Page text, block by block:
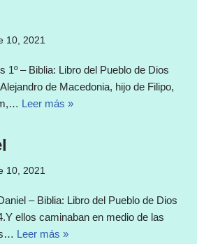
10, 2021
1º – Biblia: Libro del Pueblo de Dios
de Macedonia, hijo de Filipo,
Leer más »
10, 2021
– Biblia: Libro del Pueblo de Dios
ellos caminaban en medio de las
Leer más »